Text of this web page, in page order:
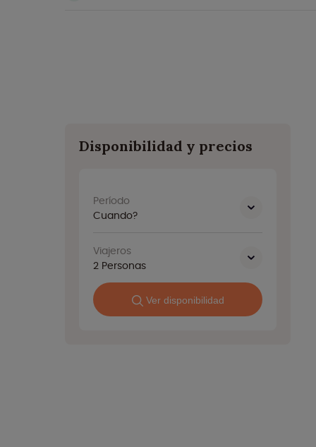
Disponibilidad y precios
Período
Cuando?
Viajeros
2 Personas
Ver disponibilidad